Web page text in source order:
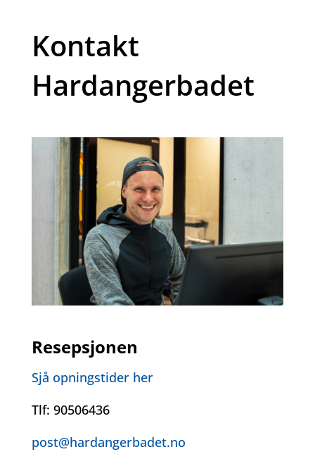
Kontakt
Hardangerbadet
Resepsjonen
Sjå opningstider her
Tlf: 90506436
post@hardangerbadet.no